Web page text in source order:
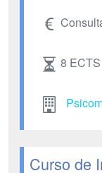
8 ECTS
Curso de